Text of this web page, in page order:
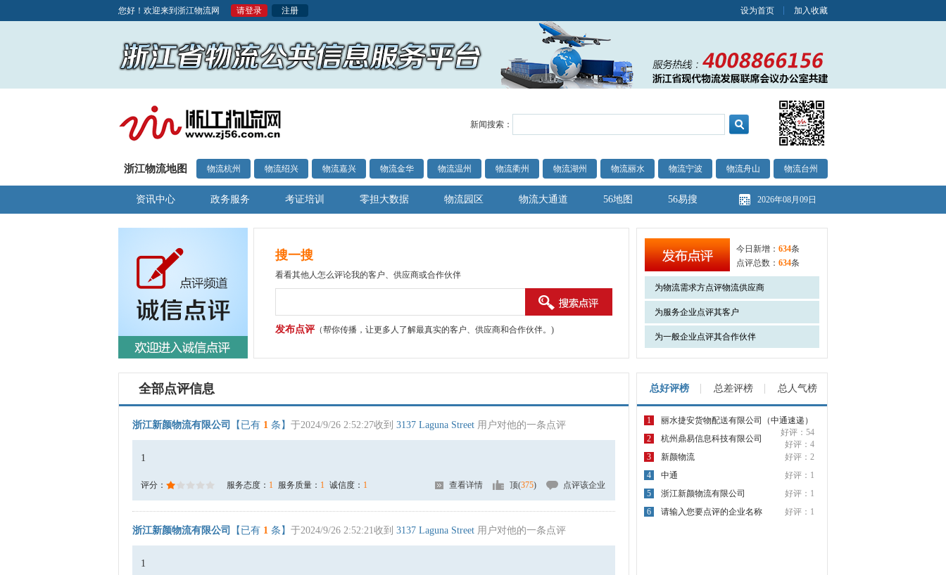
您好！欢迎来到浙江物流网 请登录 注册 设为首页 加入收藏
新闻搜索：
浙江物流地图 物流杭州 物流绍兴 物流嘉兴 物流金华 物流温州 物流衢州 物流湖州 物流丽水 物流宁波 物流舟山 物流台州
资讯中心 政务服务 考证培训 零担大数据 物流园区 物流大通道 56地图 56易搜 2026年08月09日
搜一搜
看看其他人怎么评论我的客户、供应商或合作伙伴
发布点评（帮你传播，让更多人了解最真实的客户、供应商和合作伙伴。)
今日新增： 634条
点评总数： 634条
为物流需求方点评物流供应商
为服务企业点评其客户
为一般企业点评其合作伙伴
全部点评信息
浙江新颜物流有限公司 【已有 1 条】 于2024/9/26 2:52:27收到 3137 Laguna Street 用户对他的一条点评
1
评分： 服务态度： 1 服务质量： 1 诚信度： 1 查看详情 顶(375) 点评该企业
浙江新颜物流有限公司 【已有 1 条】 于2024/9/26 2:52:21收到 3137 Laguna Street 用户对他的一条点评
1
总好评榜 总差评榜 总人气榜
1
丽水捷安货物配送有限公司（中通速递）
好评：54
2 杭州鼎易信息科技有限公司
好评：4
3
新颜物流
好评：2
4
中通
好评：1
5
浙江新颜物流有限公司
好评：1
6
请输入您要点评的企业名称 好评：1